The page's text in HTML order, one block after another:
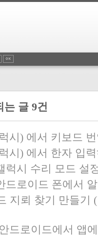
글 9건
시) 에서 키보드
시) 에서 한자 입
럭시 수리 모드 설
드로이드 폰에서
지뢰 찾기 만들기
드로이드에서 앱